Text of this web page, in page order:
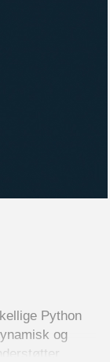
Python
og